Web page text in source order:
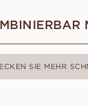
SIE MEHR